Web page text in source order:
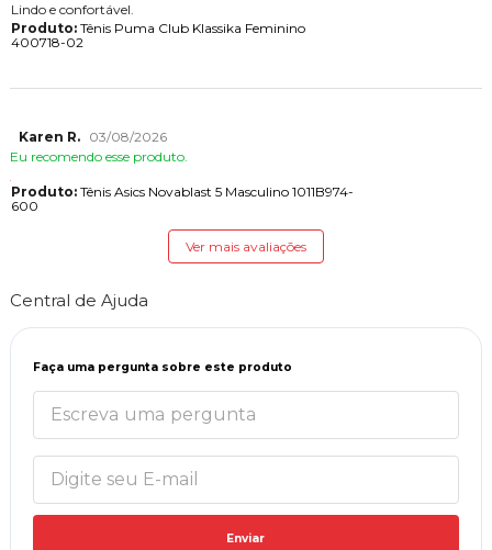
Lindo e confortável.
Produto:Tênis Puma Club Klassika Feminino
400718-02
Karen R.
03/08/2026
Eu recomendo esse produto.
Produto:Tênis Asics Novablast 5 Masculino 1011B974-
600
Ver mais avaliações
Central de Ajuda
Faça uma pergunta sobre este produto
Enviar